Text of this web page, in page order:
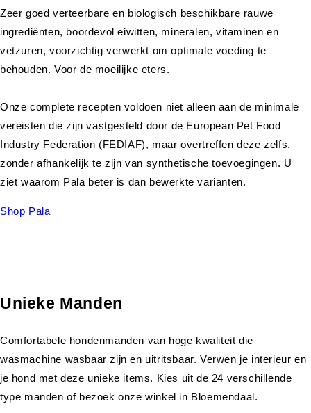
Zeer goed verteerbare en biologisch beschikbare rauwe
ingrediënten, boordevol eiwitten, mineralen, vitaminen en
vetzuren, voorzichtig verwerkt om optimale voeding te
behouden. Voor de moeilijke eters.
Onze complete recepten voldoen niet alleen aan de minimale
vereisten die zijn vastgesteld door de European Pet Food
Industry Federation (FEDIAF), maar overtreffen deze zelfs,
zonder afhankelijk te zijn van synthetische toevoegingen. U
ziet waarom Pala beter is dan bewerkte varianten.
Shop Pala
Unieke Manden
Comfortabele hondenmanden van hoge kwaliteit die
wasmachine wasbaar zijn en uitritsbaar. Verwen je interieur en
je hond met deze unieke items. Kies uit de 24 verschillende
type manden of bezoek onze winkel in Bloemendaal.